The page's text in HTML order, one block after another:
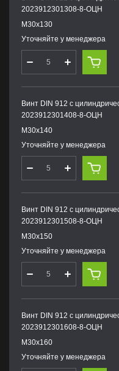
2023912301308-8-ОЦН
М30х130
Уточняйте у менеджера
Винт DIN 912 с
2023912301408-8-ОЦН
М30х140
Уточняйте у менеджера
Винт DIN 912 с
2023912301508-8-ОЦН
М30х150
Уточняйте у менеджера
Винт DIN 912 с
2023912301608-8-ОЦН
М30х160
Уточняйте у менеджера